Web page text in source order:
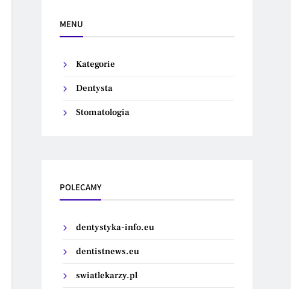
MENU
Kategorie
Dentysta
Stomatologia
POLECAMY
dentystyka-info.eu
dentistnews.eu
swiatlekarzy.pl